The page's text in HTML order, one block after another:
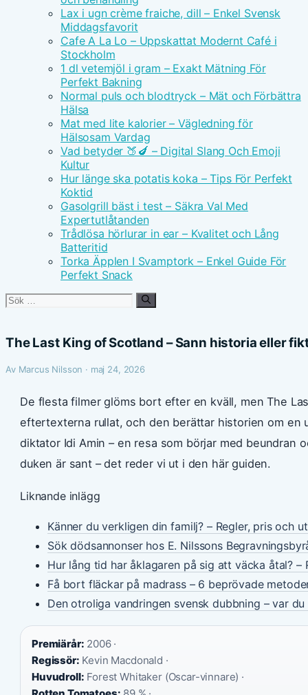
Lax i ugn crème fraiche, dill – Enkel Svensk
Middagsfavorit
Cafe A La Lo – Uppskattat Modernt Café i
Stockholm
1 dl vetemjöl i gram – Exakt Mätning För
Perfekt Bakning
Normal puls och blodtryck – Mät och Förbättra
Hälsa
Mat med lite kalorier – Vägledning för
Hälsosam Vardag
Vad betyder 🍑🍆 – Digital Slang Och Emoji
Kultur
Hur länge ska potatis koka – Tips För Perfekt
Koktid
Gasolgrill bäst i test – Säkra Val Med
Expertutlåtanden
Trådlösa hörlurar in ear – Kvalitet och Lång
Batteritid
Torka Äpplen I Svamptork – Enkel Guide För
Perfekt Snack
Sök
The Last King of Scotland – Sann historia eller
Av Marcus Nilsson · maj 24, 2026
De flesta filmer glöms bort efter en kväll, men The
eftertexterna rullat, och den berättar historien om en
diktator Idi Amin – en resa som börjar med beundran
duken är sant – det reder vi ut i den här guiden.
Liknande inlägg
Känner du verkligen din familj? – Regler, pris och
Sök dödsannonser hos E. Nilssons
Hur lång tid har åklagaren på sig att väcka åtal? –
Få bort fläckar på madrass – 6 beprövade
Den otroliga vandringen svensk dubbning – var
Premiärår: 2006 ·
Regissör: Kevin Macdonald ·
Huvudroll: Forest Whitaker (Oscar-vinnare) ·